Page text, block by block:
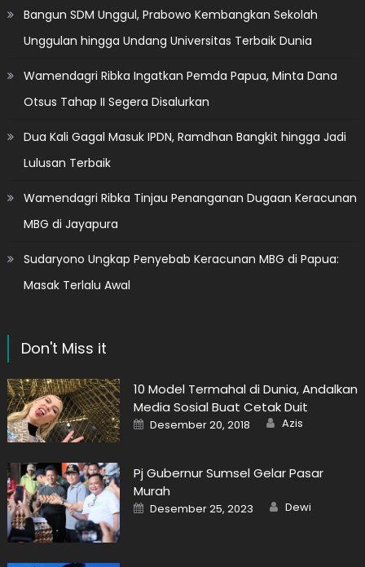
Bangun SDM Unggul, Prabowo Kembangkan Sekolah
Unggulan hingga Undang Universitas Terbaik Dunia
Wamendagri Ribka Ingatkan Pemda Papua, Minta Dana
Otsus Tahap II Segera Disalurkan
Dua Kali Gagal Masuk IPDN, Ramdhan Bangkit hingga Jadi
Lulusan Terbaik
Wamendagri Ribka Tinjau Penanganan Dugaan Keracunan
MBG di Jayapura
Sudaryono Ungkap Penyebab Keracunan MBG di Papua:
Masak Terlalu Awal
Don't Miss it
10 Model Termahal di Dunia, Andalkan
Media Sosial Buat Cetak Duit
Posted
on
Desember 20, 2018 Author
Azis
Pj Gubernur Sumsel Gelar Pasar
Murah
Posted
on
Desember 25, 2023 Author
Dewi